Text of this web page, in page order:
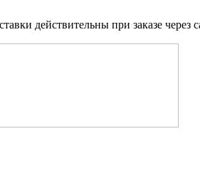
действительны при заказе через